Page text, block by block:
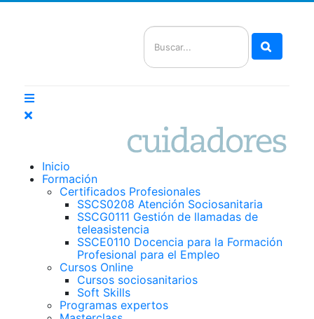
Inicio
Formación
Certificados Profesionales
SSCS0208 Atención Sociosanitaria
SSCG0111 Gestión de llamadas de
teleasistencia
SSCE0110 Docencia para la Formación
Profesional para el Empleo
Cursos Online
Cursos sociosanitarios
Soft Skills
Programas expertos